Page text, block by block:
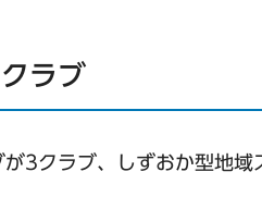
ラブ
3クラブ、しずおか型地